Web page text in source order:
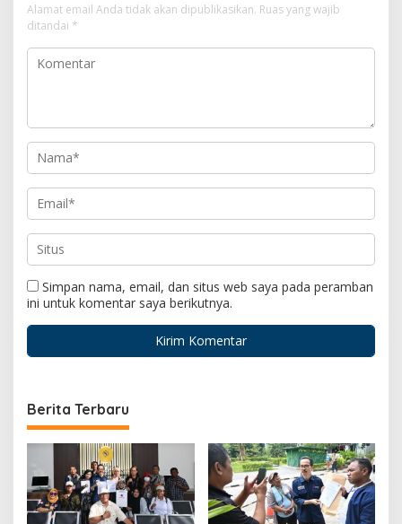
Alamat email Anda tidak akan dipublikasikan. Ruas yang wajib
ditandai *
Simpan nama, email, dan situs web saya pada peramban
ini untuk komentar saya berikutnya.
Berita Terbaru